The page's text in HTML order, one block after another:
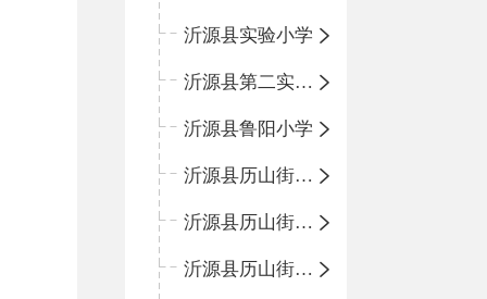
沂源县实验小学
沂源县第二实验小学
沂源县鲁阳小学
沂源县历山街道办事处振兴路小学
沂源县历山街道办事处荆山路小学
沂源县历山街道办事处鲁山路小学